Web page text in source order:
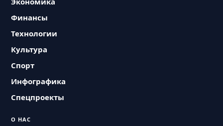
Финансы
Технологии
Культура
Спорт
Инфографика
Спецпроекты
О НАС